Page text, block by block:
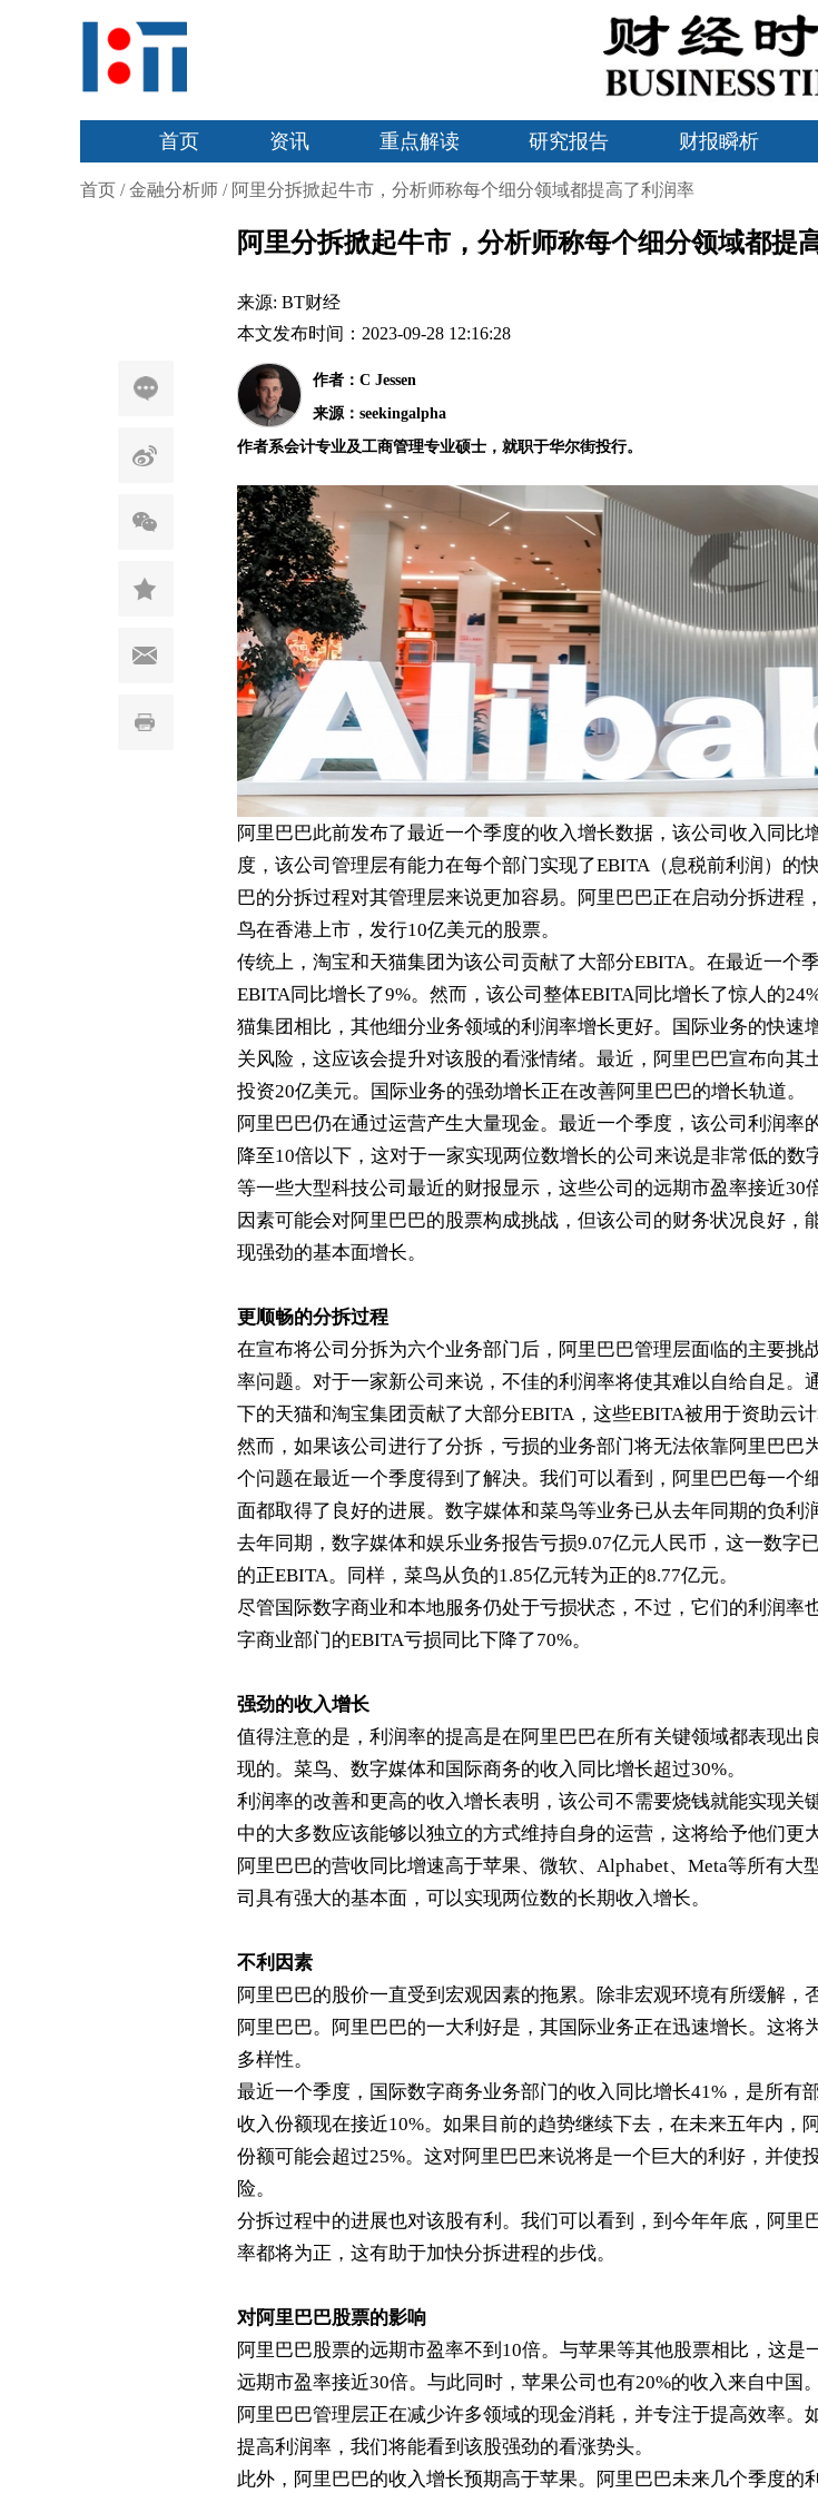
首页 资讯 重点解读 研究报告 财报瞬析
首页 /金融分析师 / 阿里分拆掀起牛市，分析师称每个细分领域都提高了利润率
阿里分拆掀起牛市，分析师称每个细分领域都提
来源: BT财经
本文发布时间：2023-09-28 12:16:28
作者：C Jessen
来源：seekingalpha
作者系会计专业及工商管理专业硕士，就职于华尔街投行。
阿里巴巴此前发布了最近一个季度的收入增长数据，该公司收入同比
度，该公司管理层有能力在每个部门实现了EBITA （息税前利润）的
巴的分拆过程对其管理层来说更加容易。阿里巴巴正在启动分拆进程
鸟在香港上市，发行10亿美元的股票。
传统上，淘宝和天猫集团为该公司贡献了大部分EBITA。在最近一个
EBITA同比增长了9%。然而，该公司整体EBITA同比增长了惊人的
猫集团相比，其他细分业务领域的利润率增长更好。国际业务的快速
关风险，这应该会提升对该股的看涨情绪。最近，阿里巴巴宣布向其
投资20亿美元。国际业务的强劲增长正在改善阿里巴巴的增长轨道。
阿里巴巴仍在通过运营产生大量现金。最近一个季度，该公司利润率
降至10倍以下，这对于一家实现两位数增长的公司来说是非常低的数
等一些大型科技公司最近的财报显示，这些公司的远期市盈率接近30
因素可能会对阿里巴巴的股票构成挑战，但该公司的财务状况良好，
现强劲的基本面增长。
更顺畅的分拆过程
在宣布将公司分拆为六个业务部门后，阿里巴巴管理层面临的主要挑
率问题。对于一家新公司来说，不佳的利润率将使其难以自给自足。
下的天猫和淘宝集团贡献了大部分EBITA ，这些EBITA被用于资助云
然而，如果该公司进行了分拆，亏损的业务部门将无法依靠阿里巴巴
个问题在最近一个季度得到了解决。我们可以看到，阿里巴巴每一个
面都取得了良好的进展。数字媒体和菜鸟等业务已从去年同期的负利
去年同期，数字媒体和娱乐业务报告亏损9.07亿元人民币，这一数字
的正EBITA。同样，菜鸟从负的1.85亿元转为正的8.77亿元。
尽管国际数字商业和本地服务仍处于亏损状态，不过，它们的利润率
字商业部门的EBITA亏损同比下降了70%。
强劲的收入增长
值得注意的是，利润率的提高是在阿里巴巴在所有关键领域都表现出
现的。菜鸟、数字媒体和国际商务的收入同比增长超过30%。
利润率的改善和更高的收入增长表明，该公司不需要烧钱就能实现关
中的大多数应该能够以独立的方式维持自身的运营，这将给予他们更
阿里巴巴的营收同比增速高于苹果、微软、 Alphabet、 Meta等所有大
司具有强大的基本面，可以实现两位数的长期收入增长。
不利因素
阿里巴巴的股价一直受到宏观因素的拖累。除非宏观环境有所缓解，
阿里巴巴。阿里巴巴的一大利好是，其国际业务正在迅速增长。这将
多样性。
最近一个季度，国际数字商务业务部门的收入同比增长41% ，是所有
收入份额现在接近10%。如果目前的趋势继续下去，在未来五年内，
份额可能会超过25%。这对阿里巴巴来说将是一个巨大的利好，并使
险。
分拆过程中的进展也对该股有利。我们可以看到，到今年年底，阿里
率都将为正，这有助于加快分拆进程的步伐。
对阿里巴巴股票的影响
阿里巴巴股票的远期市盈率不到 10倍。与苹果等其他股票相比，这是
远期市盈率接近30倍。与此同时，苹果公司也有20%的收入来自中国。
阿里巴巴管理层正在减少许多领域的现金消耗，并专注于提高效率。
提高利润率，我们将能看到该股强劲的看涨势头。
此外，阿里巴巴的收入增长预期高于苹果。阿里巴巴未来几个季度的